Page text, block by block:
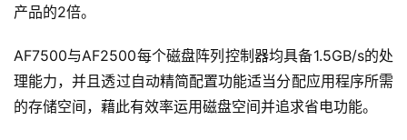
产品的2倍。
AF7500与AF2500每个磁盘阵列控制器均具备1.5GB/s的处
理能力，并且透过自动精简配置功能适当分配应用程序所需
的存储空间，藉此有效率运用磁盘空间并追求省电功能。